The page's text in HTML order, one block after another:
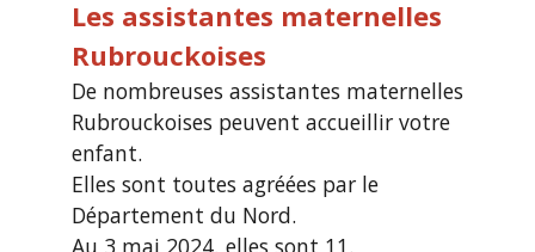
Les assistantes maternelles
Rubrouckoises
De nombreuses assistantes maternelles
Rubrouckoises peuvent accueillir votre
enfant.
Elles sont toutes agréées par le
Département du Nord.